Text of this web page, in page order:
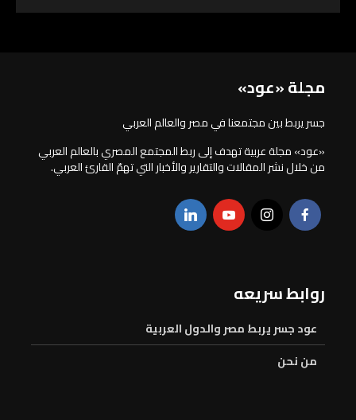
مجلة «عود»
جسر يربط بين مجتمعنا في مصر والعالم العربي
«عود» مجلة عربية تهدف إلى ربط المجتمع المصري بالعالم العربي
من خلال نشر المقالات والتقارير والأخبار التي تهمّ القارئ العربي.
روابط سريعه
عود جسر يربط مصر والدول العربية
من نحن